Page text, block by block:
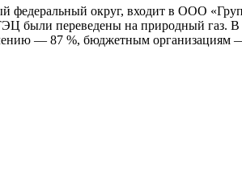
федеральный округ, входит в ООО
были переведены на природный газ. В
— 87 %, бюджетным организациям